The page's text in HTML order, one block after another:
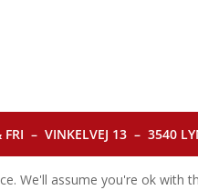
FRI – VINKELVEJ 13 – 3540
We'll assume you're ok with